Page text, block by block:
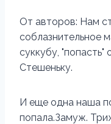
От авторов: Нам
соблазнительное
суккубу,
Стешеньку.
И еще одна наша
попала.Замуж.